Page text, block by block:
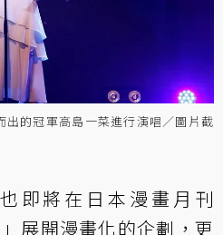
的冠軍高島一菜進行演唱／圖片截
即將在日本漫畫月刊
」展開漫畫化的企劃，更